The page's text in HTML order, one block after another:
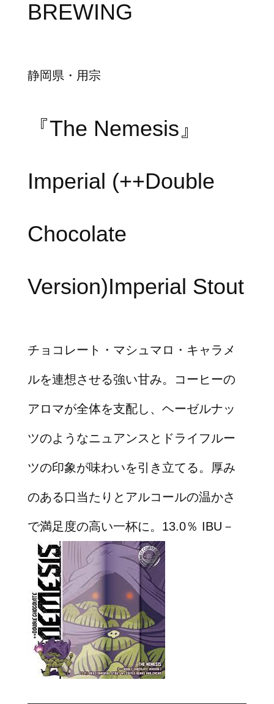
BREWING
静岡県・用宗
『The Nemesis』
Imperial (++Double
Chocolate
Version)Imperial Stout
チョコレート・マシュマロ・キャラメ
ルを連想させる強い甘み。コーヒーの
アロマが全体を支配し、ヘーゼルナッ
ツのようなニュアンスとドライフルー
ツの印象が味わいを引き立てる。厚み
のある口当たりとアルコールの温かさ
で満足度の高い一杯に。13.0％ IBU－